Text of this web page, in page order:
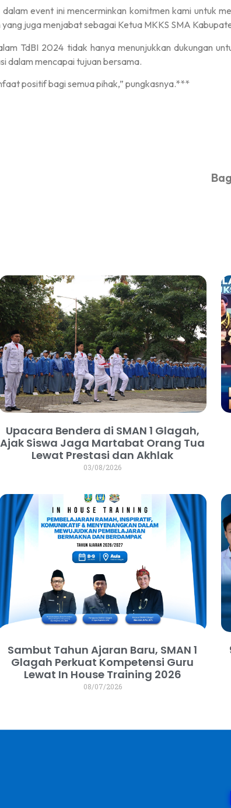
event ini mencerminkan komitmen kami untuk
juga menjabat sebagai Ketua MKKS SMA
TdBI 2024 tidak hanya menunjukkan dukungan
dalam mencapai tujuan bersama.
positif bagi semua pihak,” pungkasnya.***
Upacara Bendera di SMAN 1 Glagah,
Ajak Siswa Jaga Martabat Orang Tua
Lewat Prestasi dan Akhlak
03/08/2026
Sambut Tahun Ajaran Baru, SMAN 1
Glagah Perkuat Kompetensi Guru
Lewat In House Training 2026
08/07/2026